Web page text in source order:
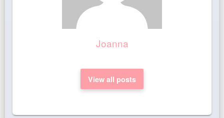
Joanna
View all posts